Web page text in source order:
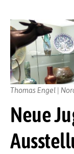
Neue
Thomas Engel |